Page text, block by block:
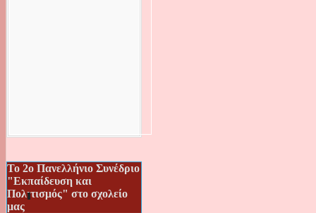
Το 2ο Πανελλήνιο Συνέδριο
"Εκπαίδευση και
Πολιτισμός" στο σχολείο
μας